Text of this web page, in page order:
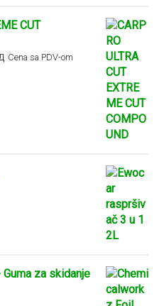
CUT
Raspon
Cena sa PDV-om
za skidanje